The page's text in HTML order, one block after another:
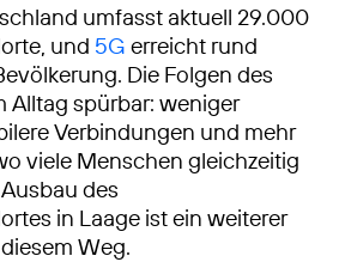
umfasst aktuell 29.000
und 5G erreicht rund
Die Folgen des
Alltag spürbar: weniger
Verbindungen und mehr
viele Menschen gleichzeitig
des
in Laage ist ein weiterer
Weg.